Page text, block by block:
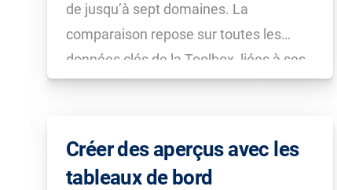
de jusqu’à sept domaines. La
comparaison repose sur toutes les
données clés de la Toolbox, liées à ses
différents modules. Pour savoir
Créer des aperçus avec les
tableaux de bord